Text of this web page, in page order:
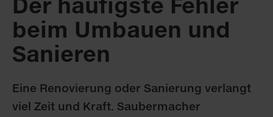
Der häufigste Fehler
beim Umbauen und
Sanieren
Eine Renovierung oder Sanierung verlangt
viel Zeit und Kraft. Saubermacher